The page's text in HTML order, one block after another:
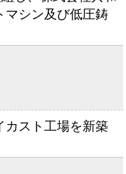
マシン及び低圧鋳
カスト工場を新築